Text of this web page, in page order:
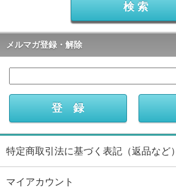
メルマガ登録・解除
特定商取引法に基づく表記（返品など）
マイアカウント